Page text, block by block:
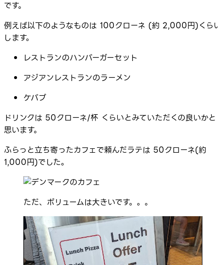
です。
例えば以下のようなものは 100クローネ (約 2,000円)くら
します。
レストランのハンバーガーセット
アジアンレストランのラーメン
ケバブ
ドリンクは 50クローネ/杯 くらいとみていただくの良いかと
思います。
ふらっと立ち寄ったカフェで頼んだラテは 50クローネ(約
1,000円)でした。
ただ、ボリュームは大きいです。。。